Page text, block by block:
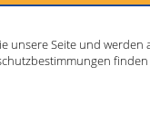
unsere Seite und
finden